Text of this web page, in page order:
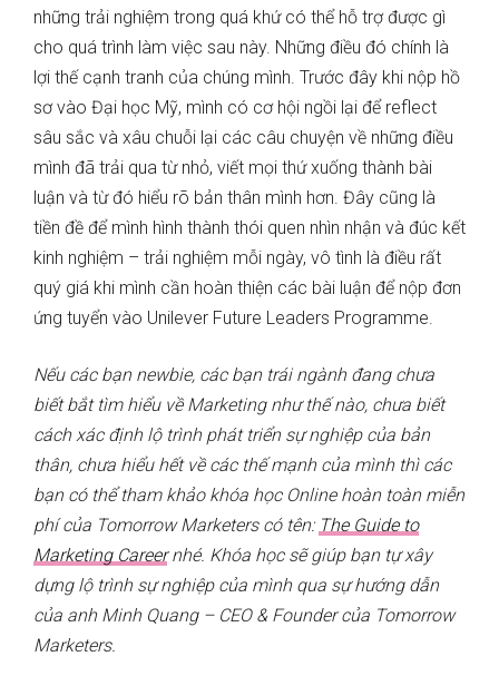
những trải nghiệm trong quá khứ có thể hỗ trợ được gì
cho quá trình làm việc sau này. Những điều đó chính là
lợi thế cạnh tranh của chúng mình. Trước đây khi nộp hồ
sơ vào Đại học Mỹ, mình có cơ hội ngồi lại để reflect
sâu sắc và xâu chuỗi lại các câu chuyện về những điều
mình đã trải qua từ nhỏ, viết mọi thứ xuống thành bài
luận và từ đó hiểu rõ bản thân mình hơn. Đây cũng là
tiền đề để mình hình thành thói quen nhìn nhận và đúc kết
kinh nghiệm – trải nghiệm mỗi ngày, vô tình là điều rất
quý giá khi mình cần hoàn thiện các bài luận để nộp đơn
ứng tuyển vào Unilever Future Leaders Programme.
Nếu các bạn newbie, các bạn trái ngành đang chưa
biết bắt tìm hiểu về Marketing như thế nào, chưa biết
cách xác định lộ trình phát triển sự nghiệp của bản
thân, chưa hiểu hết về các thế mạnh của mình thì các
bạn có thể tham khảo khóa học Online hoàn toàn miễn
phí của Tomorrow Marketers có tên: The Guide to
Marketing Careernhé. Khóa học sẽ giúp bạn tự xây
dựng lộ trình sự nghiệp của mình qua sự hướng dẫn
của anh Minh Quang – CEO & Founder của Tomorrow
Marketers.